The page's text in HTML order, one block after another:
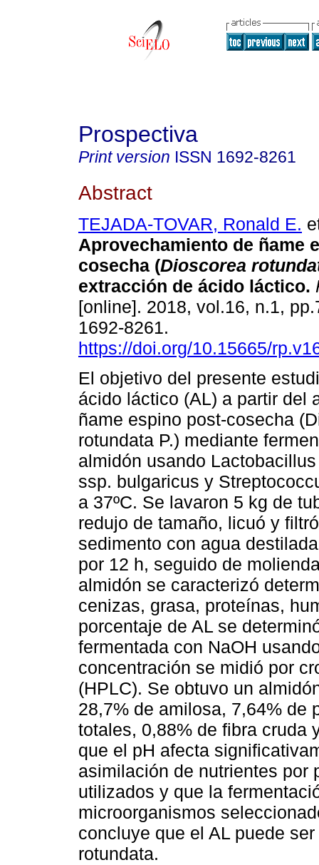
Prospectiva
Print version ISSN 1692-8261
Abstract
TEJADA-TOVAR, Ronald E.
Aprovechamiento de ñame
cosecha (Dioscorea
extracción de ácido láctico.
[online]. 2018, vol.16, n.1,
1692-8261.
https://doi.org/10.15665/
El objetivo del presente
ácido láctico (AL) a partir del
ñame espino post-cosecha
rotundata P.) mediante
almidón usando
ssp. bulgaricus y
a 37ºC. Se lavaron 5 kg de
redujo de tamaño, licuó y
sedimento con agua
por 12 h, seguido de
almidón se caracterizó
cenizas, grasa, proteínas,
porcentaje de AL se
fermentada con NaOH
concentración se midió por
(HPLC). Se obtuvo un
28,7% de amilosa, 7,64% de
totales, 0,88% de fibra cruda
que el pH afecta
asimilación de nutrientes por
utilizados y que la
microorganismos
concluye que el AL puede
rotundata.